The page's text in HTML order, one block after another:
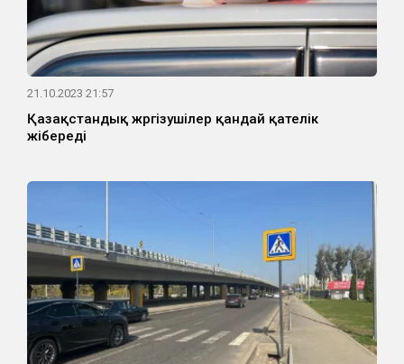
21.10.2023 21:57
Қазақстандық жүргізушілер қандай қателік
жібереді